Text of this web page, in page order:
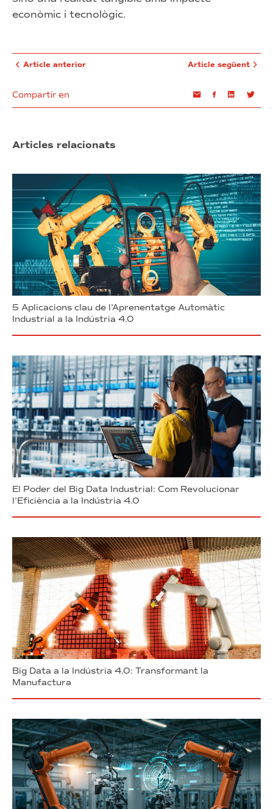
econòmic i tecnològic.
Article anterior
Compartir en EmailFacebookLinkedin
Article següent
Articles relacionats
5 Aplicacions clau de l’Aprenentatge Automàtic
Industrial a la Indústria 4.0
El Poder del Big Data Industrial: Com Revolucionar
l’Eficiència a la Indústria 4.0
Big Data a la Indústria 4.0: Transformant la
Manufactura